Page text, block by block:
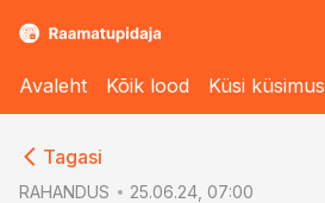
Avaleht Kõik lood Küsi küsimus
Tagasi
RAHANDUS 25.06.24, 07:00